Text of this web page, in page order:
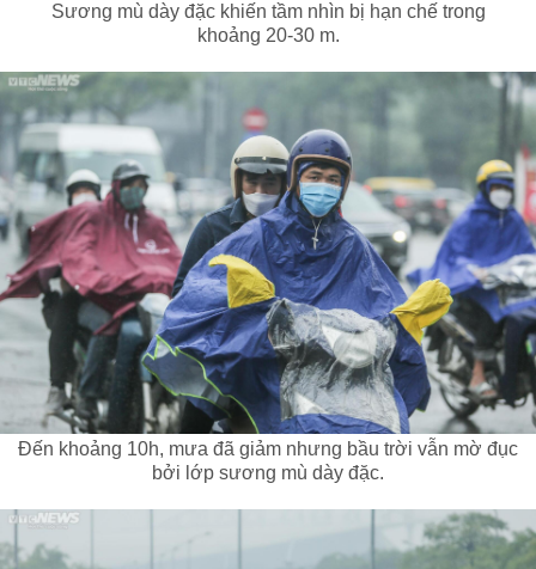
Sương mù dày đặc khiến tầm nhìn bị hạn chế trong
khoảng 20-30 m.
Đến khoảng 10h, mưa đã giảm nhưng bầu trời vẫn mờ đục
bởi lớp sương mù dày đặc.